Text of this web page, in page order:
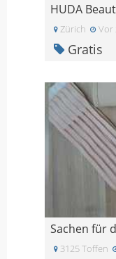
HUDA
Zürich Vor
Gratis
3125 Toffen